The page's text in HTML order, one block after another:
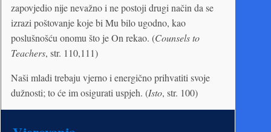
zapovjedio nije nevažno i ne postoji drugi način da se
izrazi poštovanje koje bi Mu bilo ugodno, kao
poslušnošću onomu što je On rekao. (Counsels to
Teachers, str. 110,111)
Naši mladi trebaju vjerno i energično prihvatiti svoje
dužnosti; to će im osigurati uspjeh. (Isto, str. 100)